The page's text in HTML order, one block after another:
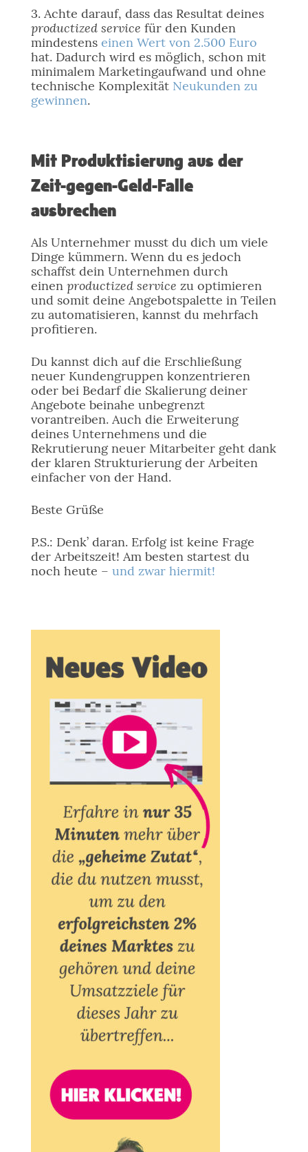
3. Achte darauf, dass das Resultat deines
productized service für den Kunden
mindestens einen Wert von 2.500 Euro
hat. Dadurch wird es möglich, schon mit
minimalem Marketingaufwand und ohne
technische Komplexität Neukunden zu
gewinnen.
Mit Produktisierung aus der
Zeit-gegen-Geld-Falle
ausbrechen
Als Unternehmer musst du dich um viele
Dinge kümmern. Wenn du es jedoch
schaffst dein Unternehmen durch
einen productized service zu optimieren
und somit deine Angebotspalette in Teilen
zu automatisieren, kannst du mehrfach
profitieren.
Du kannst dich auf die Erschließung
neuer Kundengruppen konzentrieren
oder bei Bedarf die Skalierung deiner
Angebote beinahe unbegrenzt
vorantreiben. Auch die Erweiterung
deines Unternehmens und die
Rekrutierung neuer Mitarbeiter geht dank
der klaren Strukturierung der Arbeiten
einfacher von der Hand.
Beste Grüße
P.S.: Denk’ daran. Erfolg ist keine Frage
der Arbeitszeit! Am besten startest du
noch heute – und zwar hiermit!